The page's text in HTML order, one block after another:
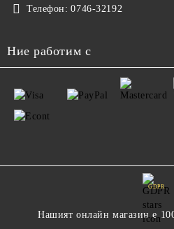
Телефон: 0746-32192
Ние работим с
GDPR
Нашият онлайн магазин е